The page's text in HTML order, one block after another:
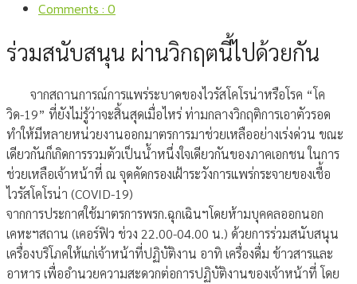
Comments : 0
ร่วมสนับสนุน ผ่านวิกฤตนี้ไปด้วยกัน
จากสถานการณ์การแพร่ระบาดของไวรัสโคโรน่าหรือโรค “โค
วิด-19” ที่ยังไม่รู้ว่าจะสิ้นสุดเมื่อไหร่ ท่ามกลางวิกฤติการเอาตัวรอด
ทำให้มีหลายหน่วยงานออกมาตรการมาช่วยเหลืออย่างเร่งด่วน ขณะ
เดียวกันก็เกิดการรวมตัวเป็นน้ำหนึ่งใจเดียวกันของภาคเอกชน ในการ
ช่วยเหลือเจ้าหน้าที่ ณ จุดคัดกรองเฝ้าระวังการแพร่กระจายของเชื้อ
ไวรัสโคโรน่า (COVID-19)
จากการประกาศใช้มาตรการพรก.ฉุกเฉินฯโดยห้ามบุคคลออกนอก
เคหะฯสถาน (เคอร์ฟิว ช่วง 22.00-04.00 น.) ด้วยการร่วมสนับสนุน
เครื่องบริโภคให้แก่เจ้าหน้าที่ปฏิบัติงาน อาทิ เครื่องดื่ม ข้าวสารและ
อาหาร เพื่ออำนวยความสะดวกต่อการปฏิบัติงานของเจ้าหน้าที่ โดย